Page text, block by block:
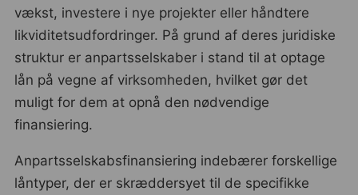
vækst, investere i nye projekter eller håndtere
likviditetsudfordringer. På grund af deres juridiske
struktur er anpartsselskaber i stand til at optage
lån på vegne af virksomheden, hvilket gør det
muligt for dem at opnå den nødvendige
finansiering.
Anpartsselskabsfinansiering indebærer forskellige
låntyper, der er skræddersyet til de specifikke